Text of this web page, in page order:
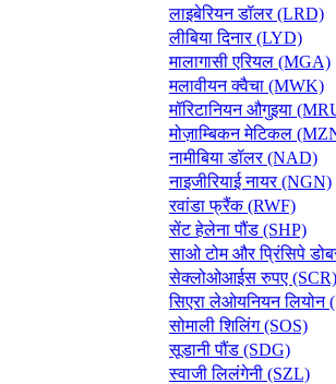
लाइबेरियन डॉलर (LRD)
लीबिया दिनार (LYD)
मालागासी एरियल (MGA)
मलावीयन क्वैचा (MWK)
मॉरिटानियन औगुइया
मोज़ाम्बिकन मेटिकल
नामीबिया डॉलर (NAD)
नाइजीरियाई नायर (NGN)
रवांडा फ्रैंक (RWF)
सेंट हेलेना पौंड (SHP)
साओ टोम और प्रिंसिपे
सेक्लोओआईस रुपए (SCR)
सिएरा लेओयनियन लियोन
सोमाली शिलिंग (SOS)
सूडानी पौंड (SDG)
स्वाजी लिलंगेनी (SZL)